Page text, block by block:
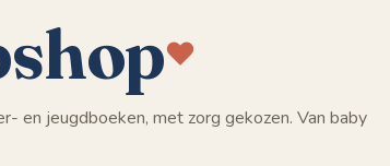
en jeugdboeken, met zorg gekozen. Van baby